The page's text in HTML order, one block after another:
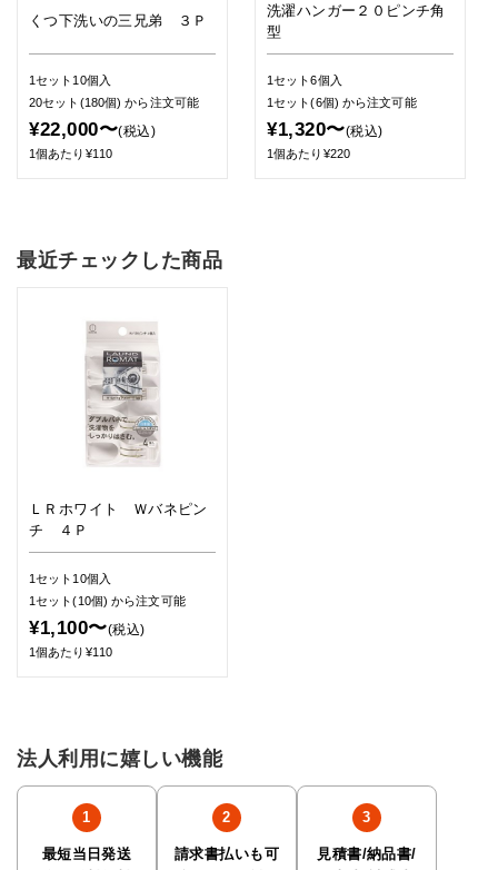
くつ下洗いの三兄弟 ３Ｐ
1セット10個入
20セット(180個)から注文可能
¥22,000〜(税込)
1個あたり¥110
洗濯ハンガー２０ピンチ角
型
1セット6個入
1セット(6個) から注文可能
¥1,320〜(税込)
1個あたり¥220
最近チェックした商品
ＬＲホワイト Ｗバネピン
チ ４Ｐ
1セット10個入
1セット(10個)から注文可能
¥1,100〜(税込)
1個あたり¥110
法人利用に嬉しい機能
最短当日発送 請求書払いも可 見積書/納品書/